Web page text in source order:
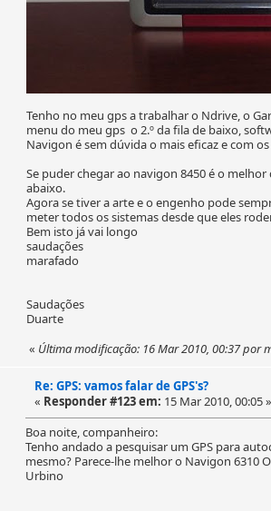
Tenho no meu gps a trabalhar o Ndrive, o
menu do meu gps o 2.º da fila de baixo,
Navigon é sem dúvida o mais eficaz e com
Se puder chegar ao navigon 8450 é o
abaixo.
Agora se tiver a arte e o engenho pode
meter todos os sistemas desde que eles
Bem isto já vai longo
saudações
marafado
Saudações
Duarte
« Última modificação: 16 Mar 2010, 00:37 por
Re: GPS: vamos falar de GPS's?
« Responder #123 em: 15 Mar 2010, 00:05 »
Boa noite, companheiro:
Tenho andado a pesquisar um GPS para
mesmo? Parece-lhe melhor o Navigon 6310
Urbino